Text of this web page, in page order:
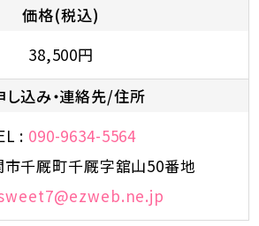
価格(税込)
38,500円
し込み・連絡先/住所
: 090-9634-5564
千厩町千厩字舘山50番地